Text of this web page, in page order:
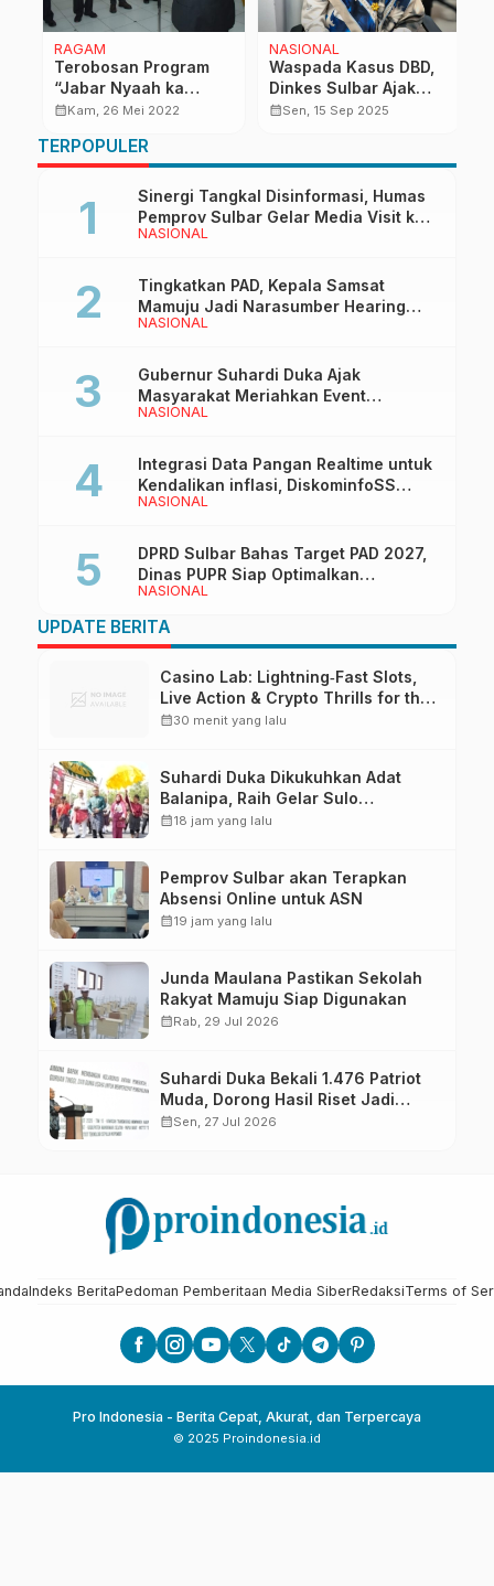
RAGAM
Terobosan Program
“Jabar Nyaah ka
Jamaah”, Jabar Tes
Jemaah Haji
calendar_monthKam, 26 Mei 2022
NASIONAL
Waspada Kasus DBD,
Dinkes Sulbar Ajak
Masyarakat Galakkan
calendar_monthSen, 15 Sep 2025
TERPOPULER
NASIONAL
Sinergi Tangkal Disinformasi, Humas
Pemprov Sulbar Gelar Media Visit ke
Kantor Redaksi di Mamuju
NASIONAL
Tingkatkan PAD, Kepala Samsat
Mamuju Jadi Narasumber Hearing
Bersama Wakil Ketua I DPRD Sulbar
NASIONAL
Gubernur Suhardi Duka Ajak
Masyarakat Meriahkan Event
Manakarra Fair 2026
NASIONAL
Integrasi Data Pangan Realtime untuk
Kendalikan inflasi, DiskominfoSS
Sulbar Kembangkan Sistem SAPEDA
NASIONAL
DPRD Sulbar Bahas Target PAD 2027,
Dinas PUPR Siap Optimalkan
Pendapatan Daerah
UPDATE BERITA
Casino Lab: Lightning‑Fast Slots,
Live Action & Crypto Thrills for the
Quick‑Play Enthusiast
calendar_month30 menit yang lalu
Suhardi Duka Dikukuhkan Adat
Balanipa, Raih Gelar Sulo
Tappidena
calendar_month18 jam yang lalu
Pemprov Sulbar akan Terapkan
Absensi Online untuk ASN
calendar_month19 jam yang lalu
Junda Maulana Pastikan Sekolah
Rakyat Mamuju Siap Digunakan
calendar_monthRab, 29 Jul 2026
Suhardi Duka Bekali 1.476 Patriot
Muda, Dorong Hasil Riset Jadi
Dasar Kebijakan Transmigrasi
calendar_monthSen, 27 Jul 2026
Indeks BeritaPedoman Pemberitaan Media SiberRedaksiTerms of
Pro Indonesia - Berita Cepat, Akurat, dan Terpercaya
© 2025 Proindonesia.id